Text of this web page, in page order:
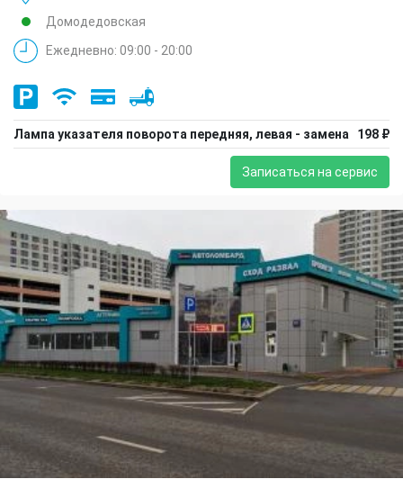
Домодедовская
Ежедневно: 09:00 - 20:00
Лампа указателя поворота передняя, левая - замена 198 ₽
Записаться на сервис